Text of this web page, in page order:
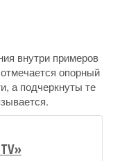
внутри примеров
опорный
а подчеркнуты те